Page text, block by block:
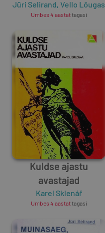
Jüri Selirand, Vello Lõugas
Umbes 4 aastattagasi
Kuldse ajastu
avastajad
Karel Sklenář
Umbes 4 aastattagasi